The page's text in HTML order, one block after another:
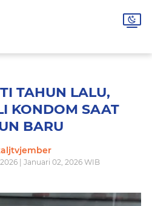
TAHUN LALU,
KONDOM SAAT
BARU
| Januari 02, 2026 WIB